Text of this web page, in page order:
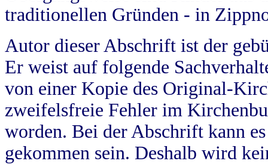
traditionellen Gründen - in
Autor dieser Abschrift ist der
Er weist auf folgende
von einer Kopie des Original-
zweifelsfreie Fehler im
worden. Bei der Abschrift kann
gekommen sein. Deshalb wird